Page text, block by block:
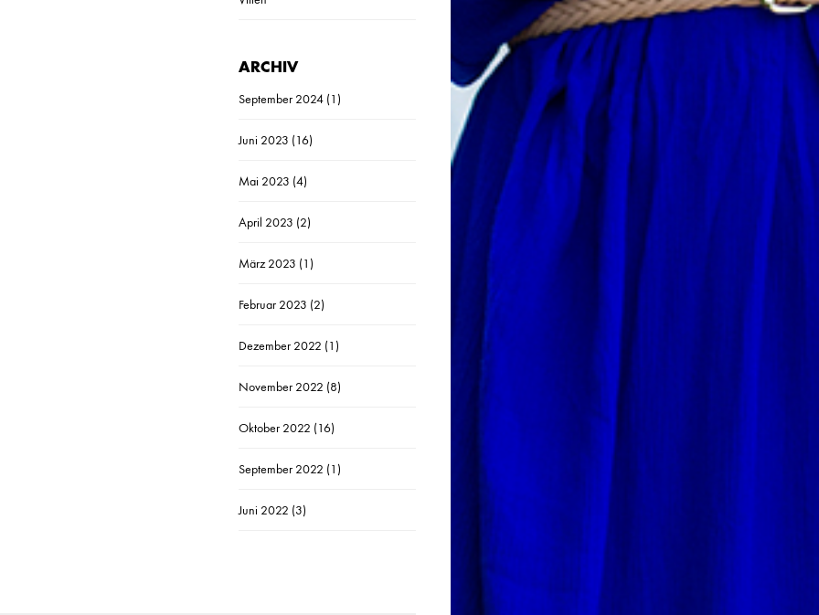
ARCHIV
September 2024 (1)
Juni 2023 (16)
Mai 2023 (4)
April 2023 (2)
März 2023 (1)
Februar 2023 (2)
Dezember 2022 (1)
November 2022 (8)
Oktober 2022 (16)
September 2022 (1)
Juni 2022 (3)